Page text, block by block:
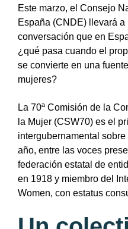
Este marzo, el Consejo
España (CNDE) llevará a
conversación que en
¿qué pasa cuando el
se convierte en una
mujeres?
La 70ª Comisión de la
la Mujer (CSW70) es el
intergubernamental
año, entre las voces
federación estatal de
en 1918 y miembro del
Women, con estatus